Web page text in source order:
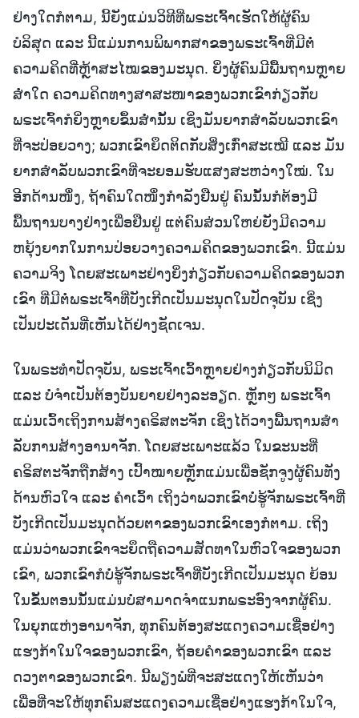
ຢ່າງໃດກໍຕາມ, ນີ້ຍັງແມ່ນວິທີທີ່ພຣະເຈົ້າເຮັດໃຫ້ຜູ້ຄົນ
ບໍລິສຸດ ແລະ ນີ້ແມ່ນການພິພາກສາຂອງພຣະເຈົ້າທີ່ມີຕໍ່
ຄວາມຄິດທີ່ຫຼ້າສະໄໝຂອງມະນຸດ. ຍິ່ງຜູ້ຄົນມີພື້ນຖານຫຼາຍ
ສໍ່າໃດ ຄວາມຄິດທາງສາສະໜາຂອງພວກເຂົາກ່ຽວກັບ
ພຣະເຈົ້າກໍຍິ່ງຫຼາຍຂຶ້ນສໍ່ານັ້ນ ເຊິ່ງມັນຍາກສໍາລັບພວກເຂົາ
ທີ່ຈະປ່ອຍວາງ; ພວກເຂົາຍຶດຕິດກັບສິ່ງເກົ່າສະເໝີ ແລະ ມັນ
ຍາກສໍາລັບພວກເຂົາທີ່ຈະຍອມຮັບແສງສະຫວ່າງໃໝ່. ໃນ
ອີກດ້ານໜຶ່ງ, ຖ້າຄົນໃດໜຶ່ງກໍາລັງຢືນຢູ່ ຄົນນັ້ນກໍຕ້ອງມີ
ພື້ນຖານບາງຢ່າງເພື່ອຢືນຢູ່ ແຕ່ຄົນສ່ວນໃຫຍ່ຍັງມີຄວາມ
ຫຍຸ້ງຍາກໃນການປ່ອຍວາງຄວາມຄິດຂອງພວກເຂົາ. ນີ້ແມ່ນ
ຄວາມຈິງ ໂດຍສະເພາະຢ່າງຍິ່ງກ່ຽວກັບຄວາມຄິດຂອງພວກ
ເຂົາ ທີ່ມີຕໍ່ພຣະເຈົ້າທີ່ບັງເກີດເປັນມະນຸດໃນປັດຈຸບັນ ເຊິ່ງ
ເປັນປະເດັນທີ່ເຫັນໄດ້ຢ່າງຊັດເຈນ.
ໃນພຣະທໍາປັດຈຸບັນ, ພຣະເຈົ້າເວົ້າຫຼາຍຢ່າງກ່ຽວກັບນິມິດ
ແລະ ບໍ່ຈໍາເປັນຕ້ອງບັນຍາຍຢ່າງລະອຽດ. ຫຼັກໆ ພຣະເຈົ້າ
ແມ່ນເວົ້າເຖິງການສ້າງຄຣິສຕະຈັກ ເຊິ່ງໄດ້ວາງພື້ນຖານສໍາ
ລັບການສ້າງອານາຈັກ. ໂດຍສະເພາະແລ້ວ ໃນຂະນະທີ່
ຄຣິສຕະຈັກຖືກສ້າງ ເປົ້າໝາຍຫຼັກແມ່ນເພື່ອຊັກຈູງຜູ້ຄົນທັງ
ດ້ານຫົວໃຈ ແລະ ຄໍາເວົ້າ ເຖິງວ່າພວກເຂົາບໍ່ຮູ້ຈັກພຣະເຈົ້າທີ່
ບັງເກີດເປັນມະນຸດດ້ວຍຕາຂອງພວກເຂົາເອງກໍຕາມ. ເຖິງ
ແມ່ນວ່າພວກເຂົາຈະຍຶດຖືຄວາມສັດທາໃນຫົວໃຈຂອງພວກ
ເຂົາ, ພວກເຂົາກໍບໍ່ຮູ້ຈັກພຣະເຈົ້າທີ່ບັງເກີດເປັນມະນຸດ ຍ້ອນ
ໃນຂັ້ນຕອນນັ້ນແມ່ນບໍ່ສາມາດຈໍາແນກພຣະອົງຈາກຜູ້ຄົນ.
ໃນຍຸກແຫ່ງອານາຈັກ, ທຸກຄົນຕ້ອງສະແດງຄວາມເຊື່ອຢ່າງ
ແຮງກ້າໃນໃຈຂອງພວກເຂົາ, ຖ້ອຍຄໍາຂອງພວກເຂົາ ແລະ
ດວງຕາຂອງພວກເຂົາ. ນີ້ພຽງພໍທີ່ຈະສະແດງໃຫ້ເຫັນວ່າ
ເພື່ອທີ່ຈະໃຫ້ທຸກຄົນສະແດງຄວາມເຊື່ອຢ່າງແຮງກ້າໃນໃຈ,